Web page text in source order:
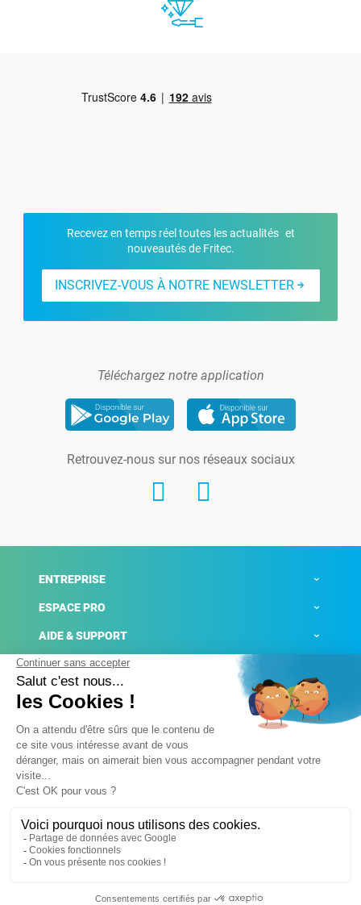
Recevez en temps réel toutes les actualités et
nouveautés de Fritec.
INSCRIVEZ-VOUS À NOTRE NEWSLETTER
Téléchargez notre application
Retrouvez-nous sur nos réseaux sociaux
ENTREPRISE
ESPACE PRO
AIDE & SUPPORT
ACTUALITÉS
Mentions légales
Conditions générales de ventes
Plateforme de signalement